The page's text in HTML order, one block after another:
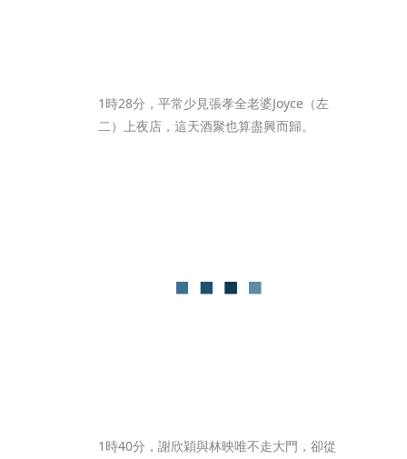
1時28分，平常少見張孝全老婆Joyce（左
二）上夜店，這天酒聚也算盡興而歸。
1時40分，謝欣穎與林映唯不走大門，卻從